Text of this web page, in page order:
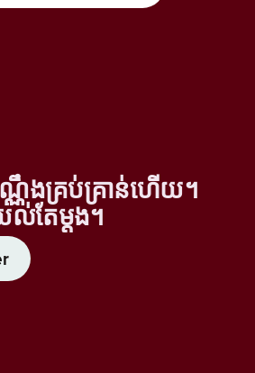
ណ្ណឹងគ្រប់គ្រាន់ហើយ។
តែម្តង។